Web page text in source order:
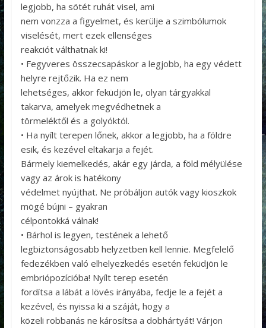
legjobb, ha sötét ruhát visel, ami
nem vonzza a figyelmet, és kerülje a szimbólumok
viselését, mert ezek ellenséges
reakciót válthatnak ki!
• Fegyveres összecsapáskor a legjobb, ha egy védett
helyre rejtőzik. Ha ez nem
lehetséges, akkor feküdjön le, olyan tárgyakkal
takarva, amelyek megvédhetnek a
törmeléktől és a golyóktól.
• Ha nyílt terepen lőnek, akkor a legjobb, ha a földre
esik, és kezével eltakarja a fejét.
Bármely kiemelkedés, akár egy járda, a föld mélyülése
vagy az árok is hatékony
védelmet nyújthat. Ne próbáljon autók vagy kioszkok
mögé bújni – gyakran
célpontokká válnak!
• Bárhol is legyen, testének a lehető
legbiztonságosabb helyzetben kell lennie. Megfelelő
fedezékben való elhelyezkedés esetén feküdjön le
embriópozícióba! Nyílt terep esetén
fordítsa a lábát a lövés irányába, fedje le a fejét a
kezével, és nyissa ki a száját, hogy a
közeli robbanás ne károsítsa a dobhártyát! Várjon